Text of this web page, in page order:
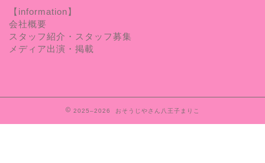
【information】
会社概要
スタッフ紹介・スタッフ募集
メディア出演・掲載
2025–2026 おそうじやさん八王子まりこ